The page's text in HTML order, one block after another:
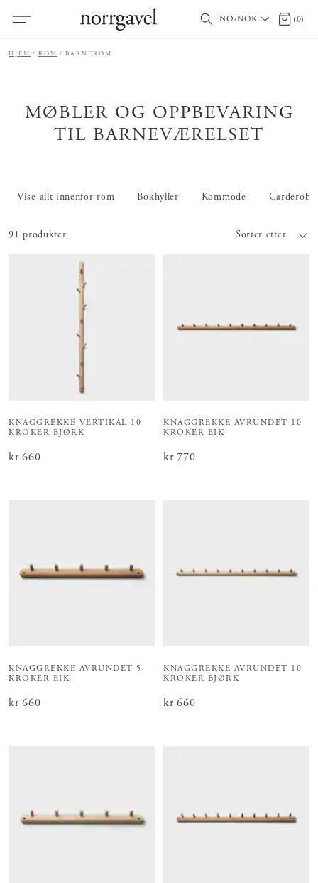
NO/NOK 0 (0)
HJEM ROM BARNEROM
MØBLER OG OPPBEVARING
TIL BARNEVÆRELSET
Vise allt innenfor rom Bokhyller Kommode
91 produkter Sorter etter
KNAGGREKKE VERTIKAL 10
KROKER BJØRK
Pris:kr 660
kr 660
KNAGGREKKE AVRUNDET 10
KROKER EIK
Pris:kr 770
kr 770
KNAGGREKKE AVRUNDET 5
KROKER EIK
Pris:kr 660
kr 660
KNAGGREKKE AVRUNDET 10
KROKER BJØRK
Pris:kr 660
kr 660